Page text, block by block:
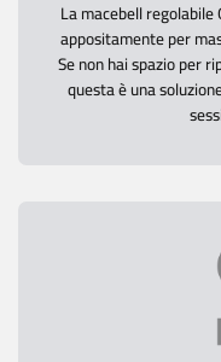
La macebell
appositamente per
Se non hai spazio per
questa è una